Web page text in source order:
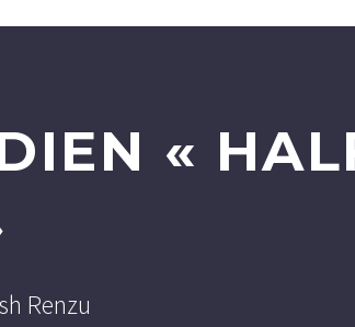
«
Renzu